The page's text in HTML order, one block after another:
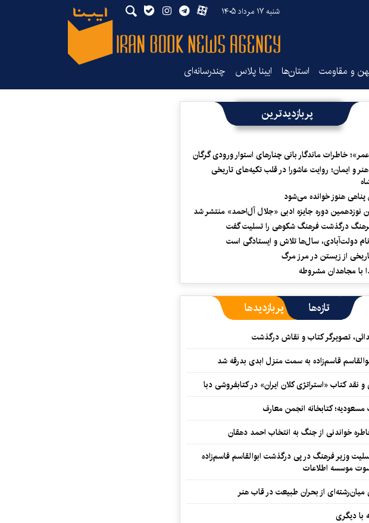
شنبه ۱۷ مرداد ۱۴۰۵
و مقاومت استان‌ها ایبنا پلاس چندرسانه‌ای
پربازدیدترین
خاطرات ماندگار بانی چنارهای استوار ورودی گرگان
و ایمان؛ روایت عاشورا در قلب تکیه‌های تاریخی
هنوز خوانده می‌شود
نوزدهمین دوره جایزه ادبی «جلال آل‌احمد» منتشر شد
درگذشت فرهنگ شکوهی را تسلیت گفت
دولت‌آبادی، سال‌ها تلاش و ایستادگی است
از زیستن در مرز مرگ
با مجاهدان مشروطه
تازه‌ها پربازدیدها
تصویرگر کتاب و نقاش درگذشت
قاسم‌زاده به سمت منزل ابدی بدرقه شد
نقد کتاب «استراتژی کلان ایران» در کتابفروشی دبا
کتابخانه انجمن معارف
خواندنی از جنگ به انتخاب احمد دهقان
وزیر فرهنگ در پی درگذشت ابوالقاسم قاسم‌زاده
موسسه اطلاعات
میان‌رشته‌ای از بحران طبیعت در قاب هنر
با دیگری